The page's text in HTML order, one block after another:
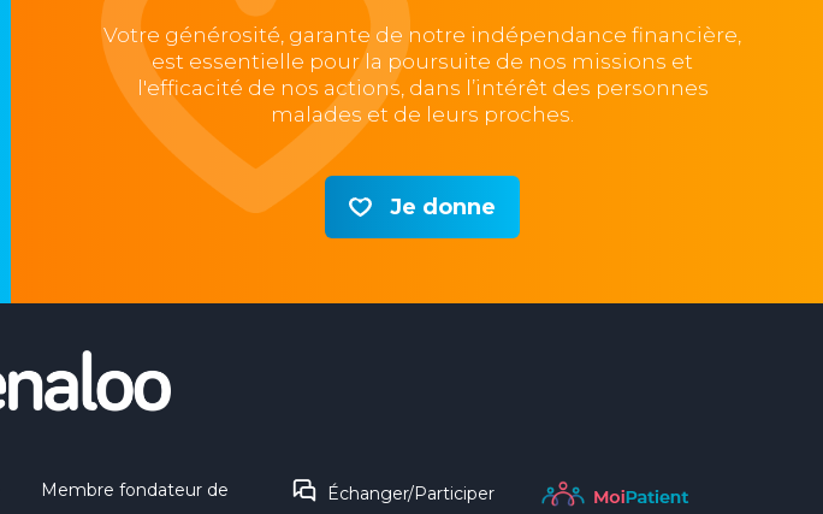
Votre générosité, garante de notre indépendance financière,
est essentielle pour la poursuite de nos missions et
l'efficacité de nos actions, dans l’intérêt des personnes
malades et de leurs proches.
Je donne
Membre fondateur de Échanger/Participer